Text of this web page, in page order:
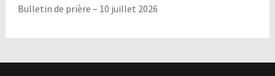
Bulletin de prière – 10 juillet 2026